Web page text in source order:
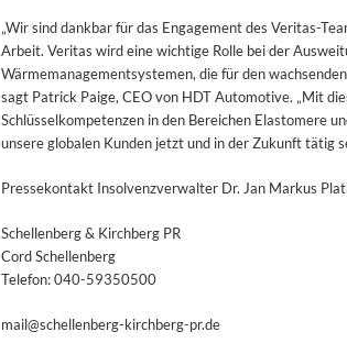
„Wir sind dankbar für das Engagement des Veritas-
Arbeit. Veritas wird eine wichtige Rolle bei der
Wärmemanagementsystemen, die für den
sagt Patrick Paige, CEO von HDT Automotive. „Mit
Schlüsselkompetenzen in den Bereichen Elastomere
unsere globalen Kunden jetzt und in der Zukunft tätig
Pressekontakt Insolvenzverwalter Dr. Jan Markus
Schellenberg & Kirchberg PR
Cord Schellenberg
Telefon: 040-59350500
mail@schellenberg-kirchberg-pr.de